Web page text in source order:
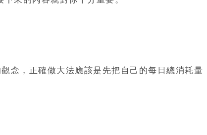
念，正確做大法應該是先把自己的每日總消耗量